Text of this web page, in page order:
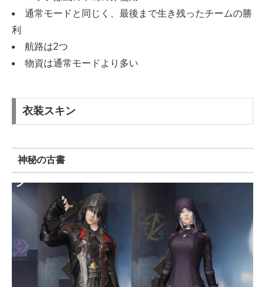
通常モードと同じく、最後まで生き残ったチームの勝
利
航路は2つ
物資は通常モードより多い
衣装スキン
神秘の古書